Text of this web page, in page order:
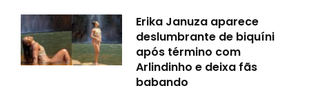
Erika Januza aparece
deslumbrante de biquíni
após término com
Arlindinho e deixa fãs
babando